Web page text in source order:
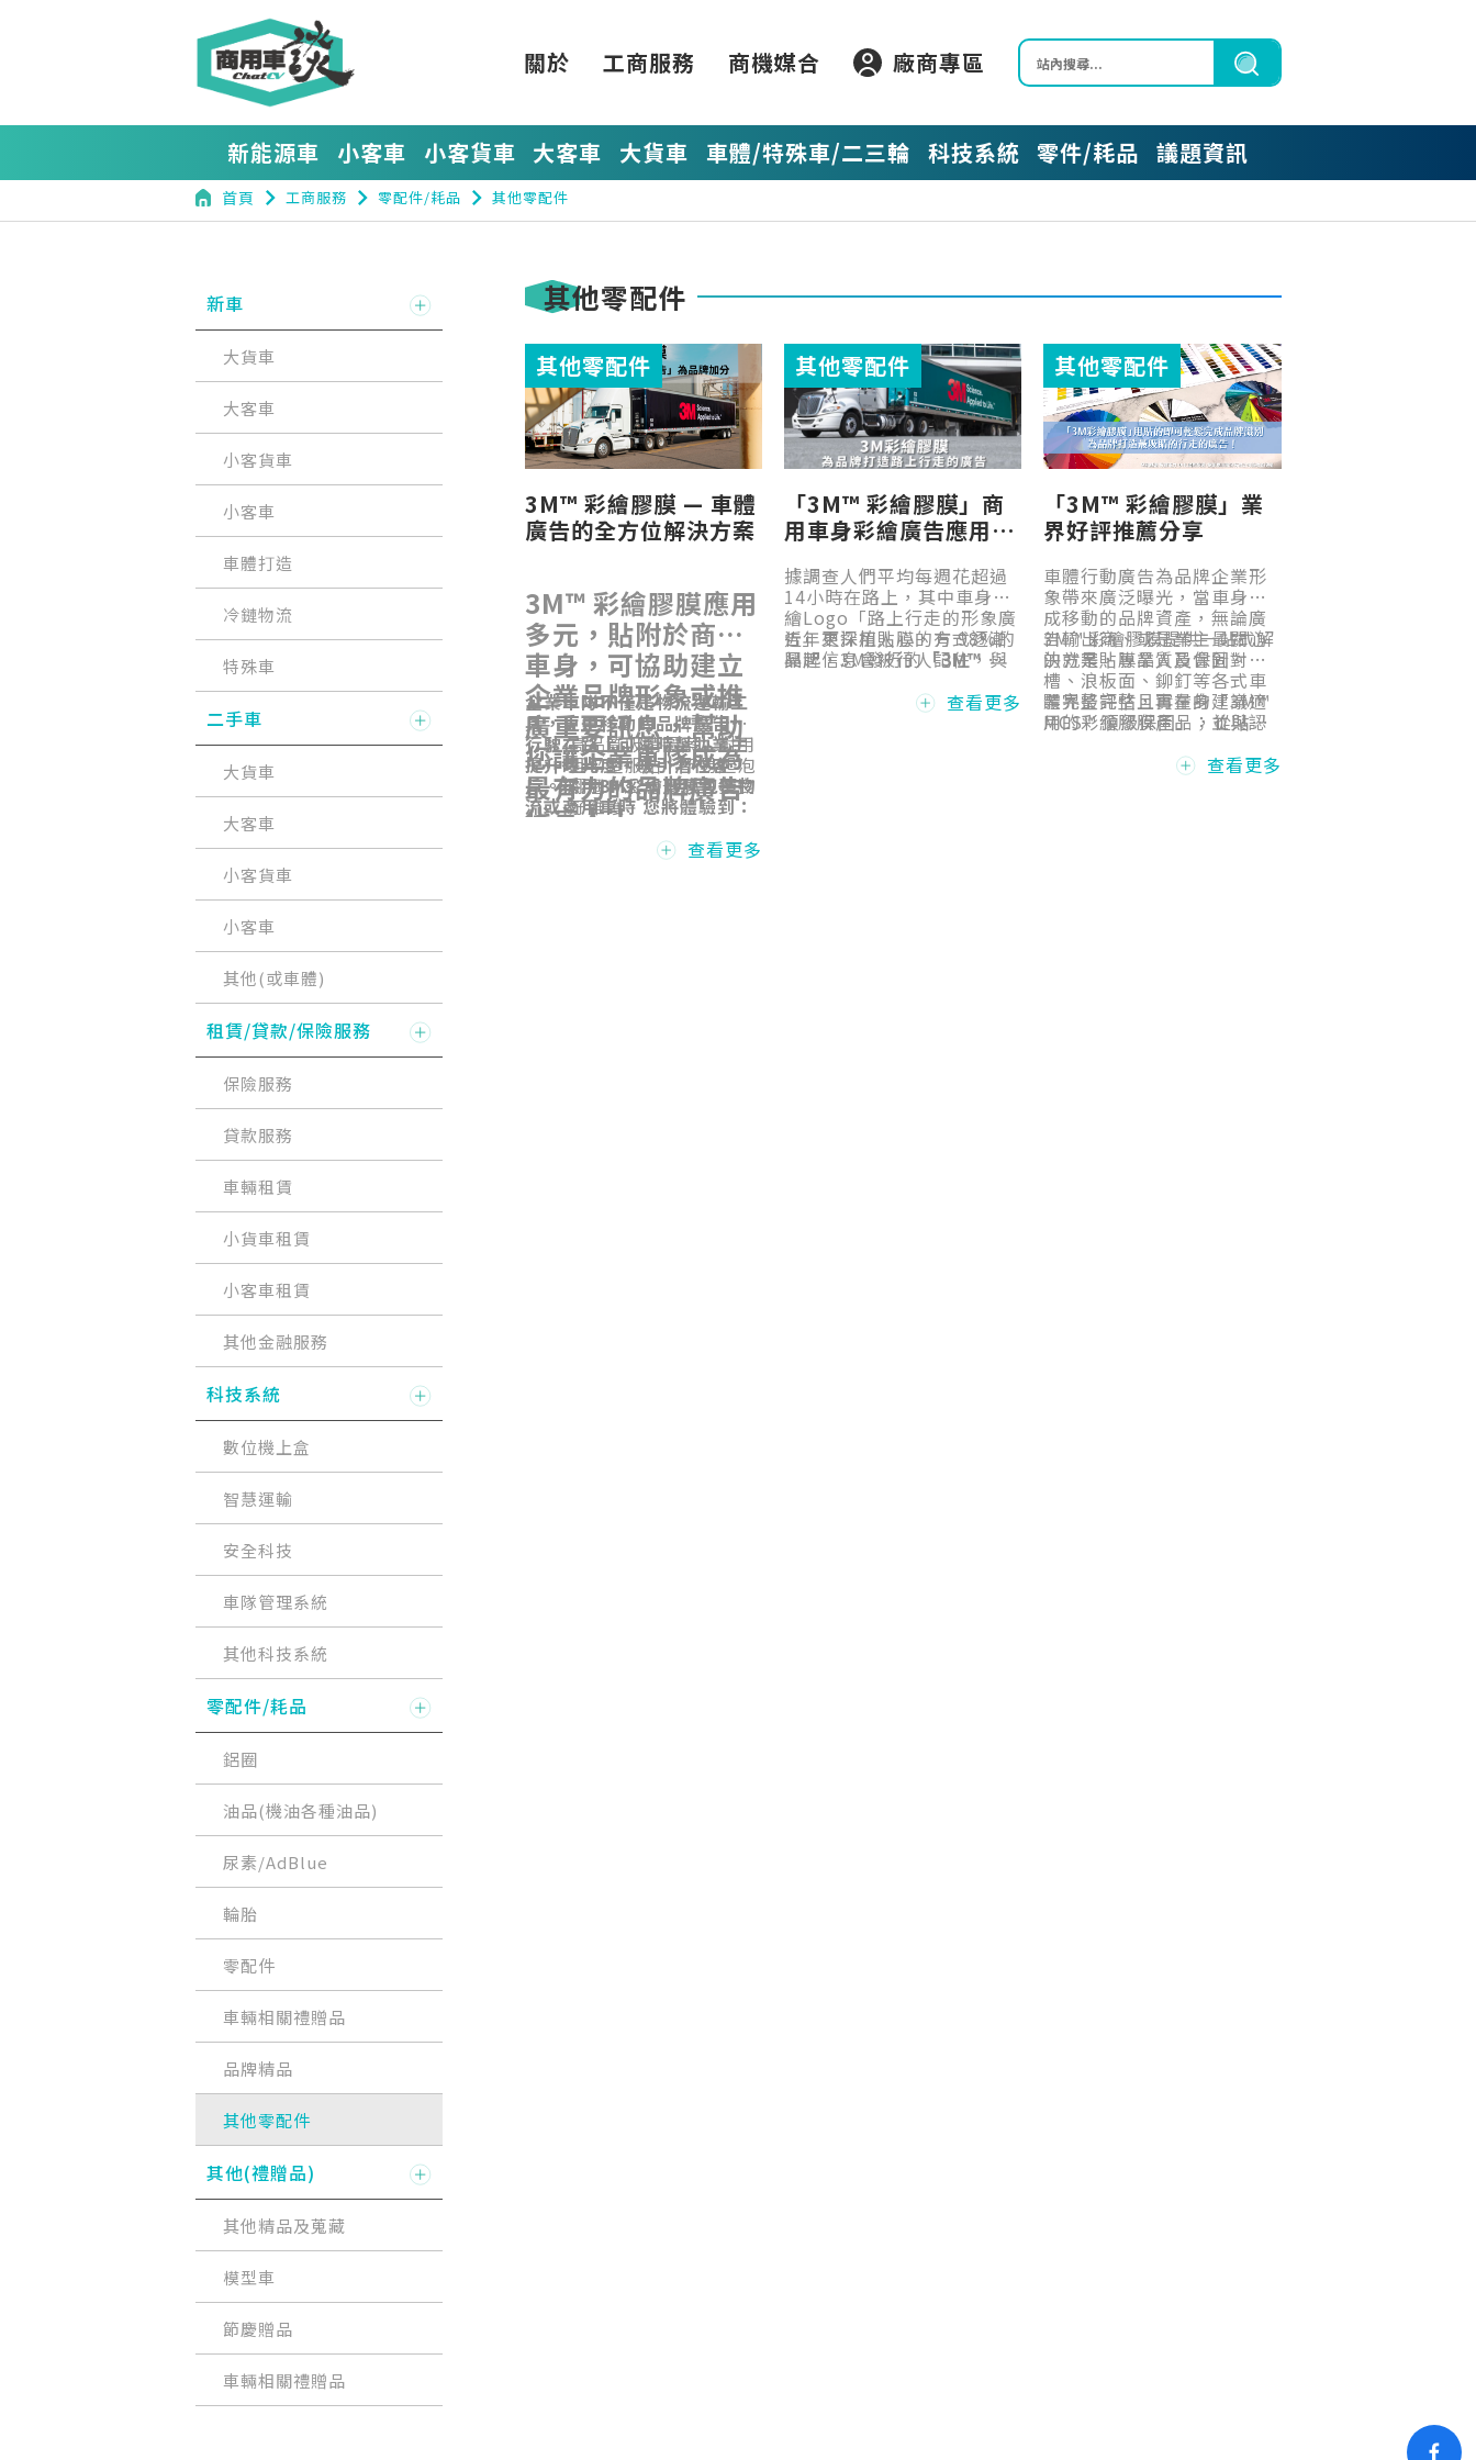
關於 工商服務 商機媒合 廠商專區
新能源車 小客車 小客貨車 大客車 大貨車 車體/特殊車/二三輪 科技系統 零件/耗品 議題資訊
首頁 navigate_next 工商服務 navigate_next 零配件/耗品 navigate_next 其他零配件
新車
大貨車
大客車
小客貨車
小客車
車體打造
冷鏈物流
特殊車
二手車
大貨車
大客車
小客貨車
小客車
其他(或車體)
租賃/貸款/保險服務
保險服務
貸款服務
車輛租賃
小貨車租賃
小客車租賃
其他金融服務
科技系統
數位機上盒
智慧運輸
安全科技
車隊管理系統
其他科技系統
零配件/耗品
鋁圈
油品(機油各種油品)
尿素/AdBlue
輪胎
零配件
車輛相關禮贈品
品牌精品
其他零配件
其他(禮贈品)
其他精品及蒐藏
模型車
節慶贈品
車輛相關禮贈品
其他零配件
其他零配件
3M™ 彩繪膠膜 — 車體
廣告的全方位解決方案
3M™ 彩繪膠膜應用
多元，貼附於商用
車身，可協助建立
企業品牌形象或推
廣重要訊息，幫助
您讓企業車隊成為
最有力的品牌廣告
代言人！
企業車隊不僅是物流運輸工
具，更是移動的品牌廣告，
行駛在路上可隨時幫助業主
提升曝光度，吸引潛在客
戶。採用3M彩繪膠膜包覆物
流或商用車時 您將體驗到：
高品質吸睛圖案，耐用
且平整服貼，不易起泡
翻翹，公司形象可獲良
好維護
停工時間的損失
符合低逸散減少空氣污
查看更多
其他零配件
「3M™ 彩繪膠膜」商
用車身彩繪廣告應用案
據調查人們平均每週花超過
14小時在路上，其中車身彩
繪Logo「路上行走的形象廣
告」更深植人心，有 98%的
品牌信息會被行人記住，與
提高 15 倍以上，顯示印有
品牌形象的商用貨卡車身彩
近年來採用貼膜的方式逐漸
興起，3M發行的「3M™ 彩
於全球業界，3M 專業技術讓
貼膜好施工不易殘膠，並免
查看更多
其他零配件
「3M™ 彩繪膠膜」業
界好評推薦分享
車體行動廣告為品牌企業形
象帶來廣泛曝光，當車身變
成移動的品牌資產，無論廣
告輸出商、或是業主最關心
的就是貼膜品質及保固。
3M™ 彩繪膠膜提供一站式解
決方案，專業人員會針對凹
槽、浪板面、鉚釘等各式車
體完整評估，再量身建議適
用的彩繪膠膜產品；並與認
及油墨輸出品質；最後經由
3M專業訓練考核的施工商貼
業界最完整且實在的「3M™
MCS™ 頂級保固」，從貼膜
固，於保固期限內，保固內
容不受限於屆期而按比例打
查看更多